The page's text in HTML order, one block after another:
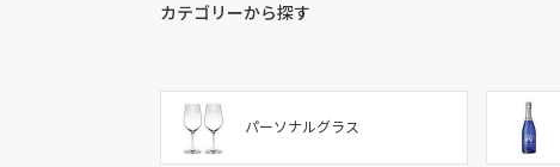
カテゴリーから探す
パーソナルグラス